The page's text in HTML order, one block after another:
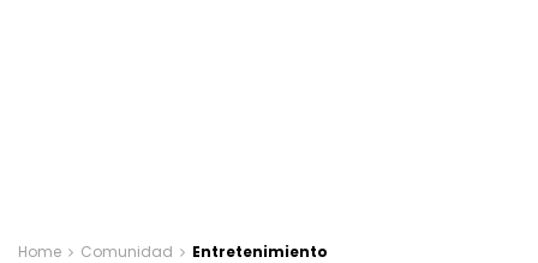
Home Comunidad Entretenimiento